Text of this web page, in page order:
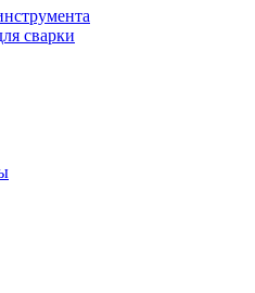
сварки